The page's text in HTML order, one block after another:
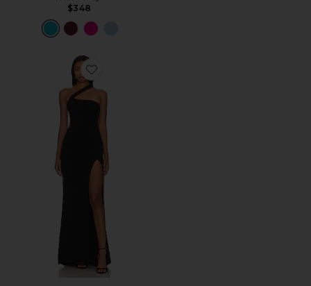
$348
Favorite VESTIDO LARGO ALBA